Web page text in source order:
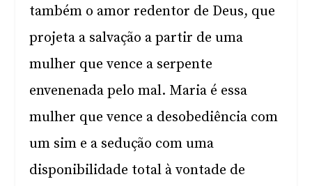
também o amor redentor de Deus, que
projeta a salvação a partir de uma
mulher que vence a serpente
envenenada pelo mal. Maria é essa
mulher que vence a desobediência com
um sim e a sedução com uma
disponibilidade total à vontade de